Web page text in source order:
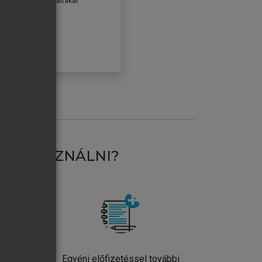
HASZNÁLNI?
Egyéni előfizetéssel további